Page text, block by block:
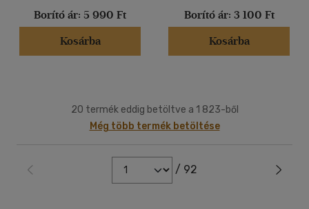
Borító ár: 5 990 Ft
Kosárba
Borító ár: 3 100 Ft
Kosárba
20 termék eddig betöltve a 1 823-ből
Még több termék betöltése
/ 92